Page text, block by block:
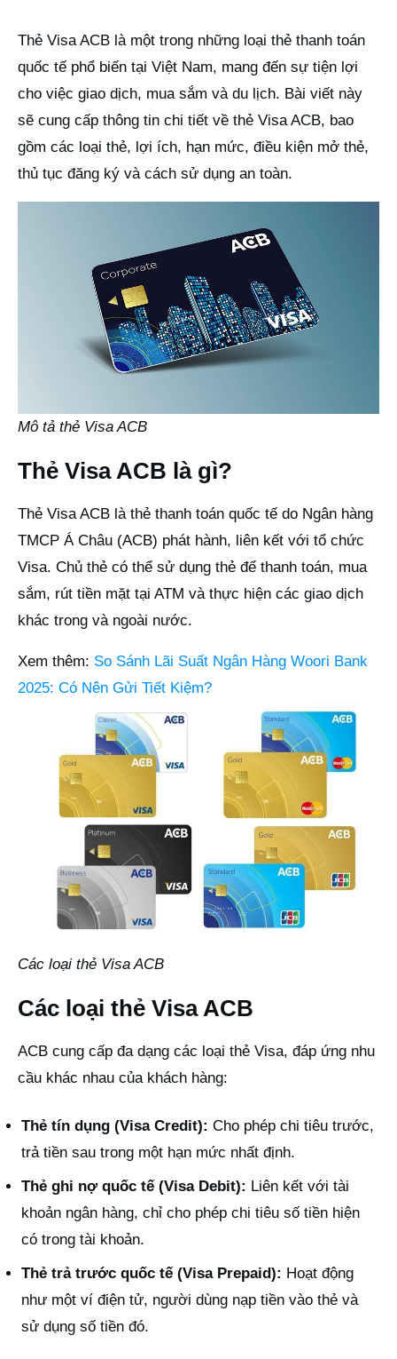
Thẻ Visa ACB là một trong những loại thẻ thanh toán
quốc tế phổ biến tại Việt Nam, mang đến sự tiện lợi
cho việc giao dịch, mua sắm và du lịch. Bài viết này
sẽ cung cấp thông tin chi tiết về thẻ Visa ACB, bao
gồm các loại thẻ, lợi ích, hạn mức, điều kiện mở thẻ,
thủ tục đăng ký và cách sử dụng an toàn.
Mô tả thẻ Visa ACB
Thẻ Visa ACB là gì?
Thẻ Visa ACB là thẻ thanh toán quốc tế do Ngân hàng
TMCP Á Châu (ACB) phát hành, liên kết với tổ chức
Visa. Chủ thẻ có thể sử dụng thẻ để thanh toán, mua
sắm, rút tiền mặt tại ATM và thực hiện các giao dịch
khác trong và ngoài nước.
Xem thêm: So Sánh Lãi Suất Ngân Hàng Woori Bank
2025: Có Nên Gửi Tiết Kiệm?
Các loại thẻ Visa ACB
Các loại thẻ Visa ACB
ACB cung cấp đa dạng các loại thẻ Visa, đáp ứng nhu
cầu khác nhau của khách hàng:
Thẻ tín dụng (Visa Credit): Cho phép chi tiêu trước,
trả tiền sau trong một hạn mức nhất định.
Thẻ ghi nợ quốc tế (Visa Debit): Liên kết với tài
khoản ngân hàng, chỉ cho phép chi tiêu số tiền hiện
có trong tài khoản.
Thẻ trả trước quốc tế (Visa Prepaid): Hoạt động
như một ví điện tử, người dùng nạp tiền vào thẻ và
sử dụng số tiền đó.